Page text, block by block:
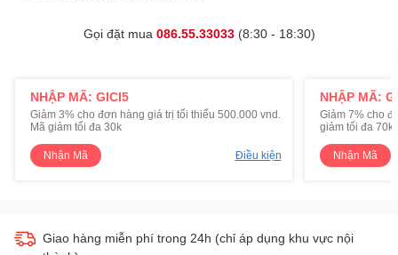
Gọi đặt mua 086.55.33033(8:30 - 18:30)
NHẬP MÃ: GICI5
Giảm 3% cho đơn hàng giá trị tối thiểu 500.000 vnd.
Mã giảm tối đa 30k
Nhận Mã Điều kiện
NHẬP MÃ:
Giảm 7% cho
giảm tối đa 70k
Nhận Mã
Giao hàng miễn phí trong 24h (chỉ áp dụng khu vực nội